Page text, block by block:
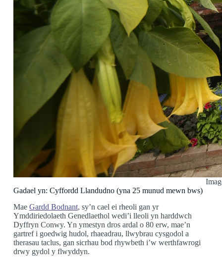
Gadael yn: Cyffordd Llandudno (yna 25 munud mewn bws)
Mae Gardd Bodnant, sy’n cael ei rheoli gan yr
Ymddiriedolaeth Genedlaethol wedi’i lleoli yn harddwch
Dyffryn Conwy. Yn ymestyn dros ardal o 80 erw, mae’n
gartref i goedwig hudol, rhaeadrau, llwybrau cysgodol a
therasau taclus, gan sicrhau bod rhywbeth i’w werthfawrogi
drwy gydol y flwyddyn.